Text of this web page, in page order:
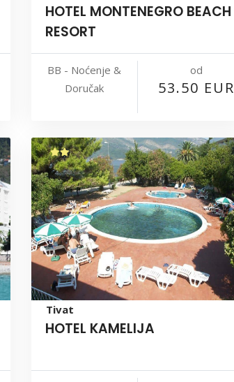
HOTEL MONTENEGRO BEACH
RESORT
BB - Noćenje &
Doručak
od
53.50 EUR
Tivat
HOTEL KAMELIJA